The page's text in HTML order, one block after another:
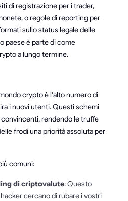
di registrazione per i trader,
o regole di reporting per
sullo status legale delle
paese è parte di come
a lungo termine.
crypto è l'alto numero di
i nuovi utenti. Questi schemi
rendendo le truffe
frodi una priorità assoluta per
comuni:
di criptovalute: Questo
cercano di rubare i vostri